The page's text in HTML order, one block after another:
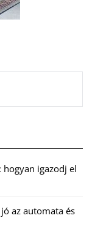
igazodj el
az automata és